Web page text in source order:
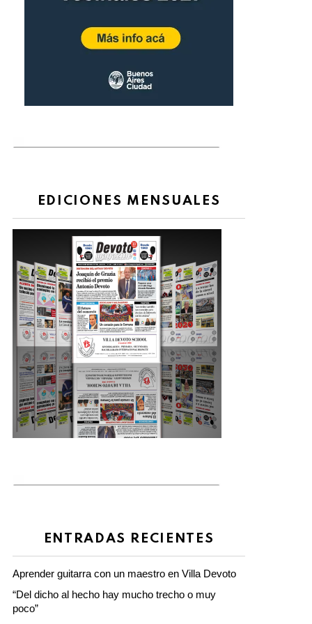
EDICIONES MENSUALES
ENTRADAS RECIENTES
Aprender guitarra con un maestro en Villa Devoto
“Del dicho al hecho hay mucho trecho o muy
poco”